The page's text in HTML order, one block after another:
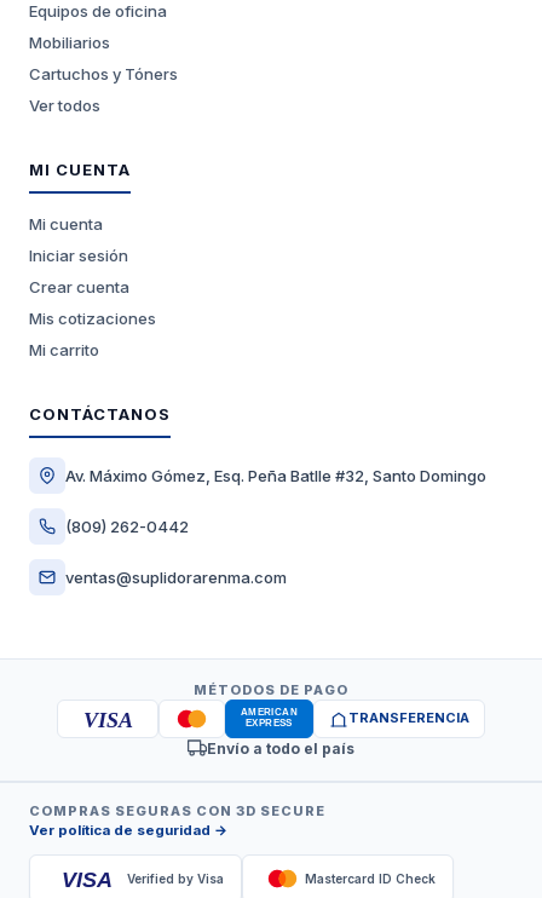
Equipos de oficina
Mobiliarios
Cartuchos y Tóners
Ver todos
MI CUENTA
Mi cuenta
Iniciar sesión
Crear cuenta
Mis cotizaciones
Mi carrito
CONTÁCTANOS
Av. Máximo Gómez, Esq. Peña Batlle #32, Santo Domingo
(809) 262-0442
ventas@suplidorarenma.com
MÉTODOS DE PAGO
VISA TRANSFERENCIA
Envío a todo el país
COMPRAS SEGURAS CON 3D SECURE
Ver política de seguridad →
VISA Verified by Visa Mastercard ID Check